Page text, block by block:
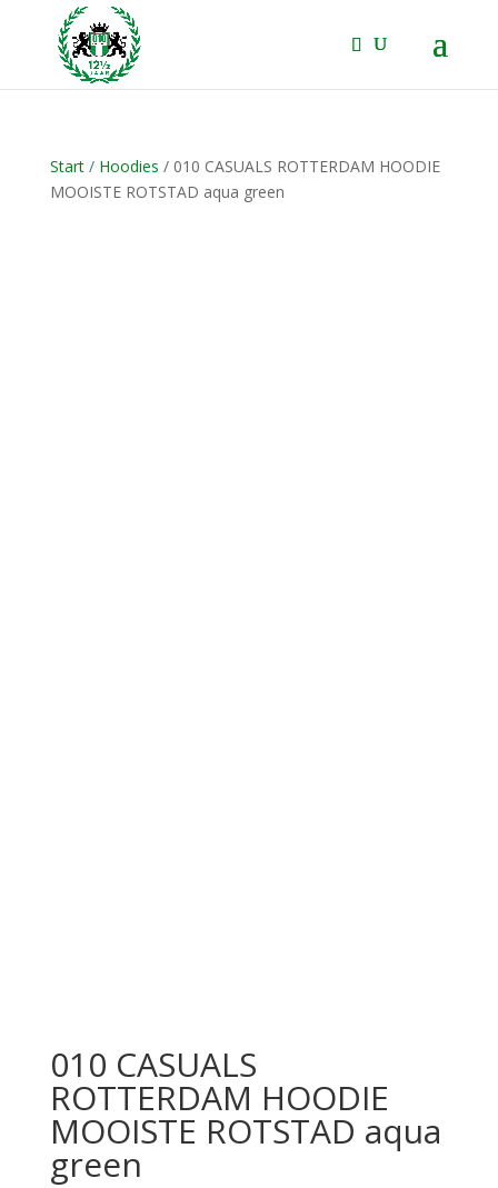
Start/ Hoodies / 010 CASUALS ROTTERDAM HOODIE
MOOISTE ROTSTAD aqua green
010 CASUALS
ROTTERDAM HOODIE
MOOISTE ROTSTAD aqua
green